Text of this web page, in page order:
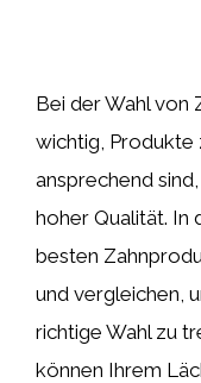
Bei der Wahl von
wichtig, Produkte
ansprechend
hoher Qualität. In
besten
und vergleichen,
richtige Wahl zu
können Ihrem